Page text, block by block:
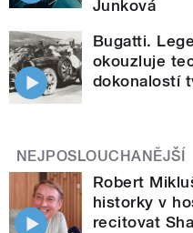
Junková
Bugatti.
okouzluje
dokonalostí
NEJPOSLOUCHANĚJŠÍ
Robert
historky v
recitovat